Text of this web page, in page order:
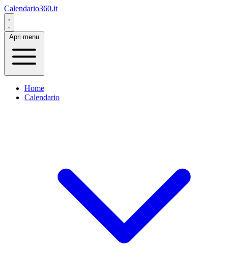
Calendario360.it
Apri menu
Home
Calendario